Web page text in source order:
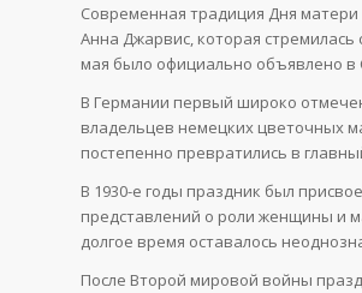
Современная традиция Дня
Анна Джарвис, которая стремилась
мая было официально объявлено
В Германии первый широко
владельцев немецких цветочных
постепенно превратились в
В 1930-е годы праздник был
представлений о роли женщины и
долгое время оставалось
После Второй мировой войны